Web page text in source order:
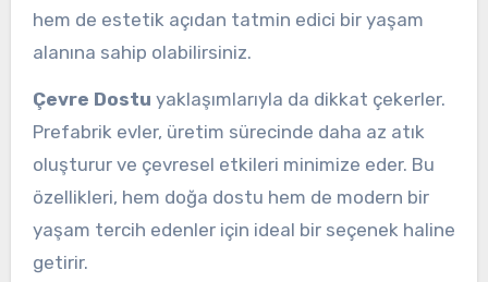
hem de estetik açıdan tatmin edici bir yaşam
alanına sahip olabilirsiniz.
Çevre Dostu yaklaşımlarıyla da dikkat çekerler.
Prefabrik evler, üretim sürecinde daha az atık
oluşturur ve çevresel etkileri minimize eder. Bu
özellikleri, hem doğa dostu hem de modern bir
yaşam tercih edenler için ideal bir seçenek haline
getirir.